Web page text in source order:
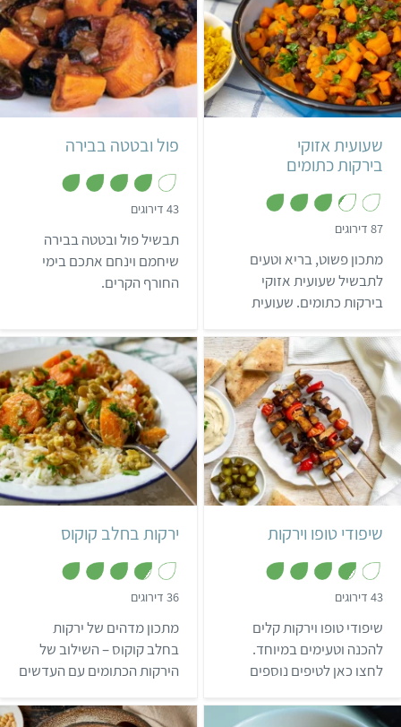
בחינם לאתגר 22.
קל שעה ו-10 דקות
4 מנות
שעועית אזוקי
בירקות כתומים
87 דירוגים
.
3
מ
ת
ו
מתכון פשוט, בריא וטעים
לתבשיל שעועית אזוקי
בירקות כתומים. שעועית
וקטנה, והיא עשירה בברזל,
סיבים תזונתיים וחלבון.
קל 50 דקות
6 מנות
פול ובטטה בבירה
43 דירוגים
מ
ת
ו
ך
5
תבשיל פול ובטטה בבירה
שיחמם וינחם אתכם בימי
החורף הקרים.
קל 15 דקות
5 שיפודים
שיפודי טופו וירקות
43 דירוגים
.
8
מ
ת
ו
ך
שיפודי טופו וירקות קלים
להכנה וטעימים במיוחד.
לחצו כאן לטיפים נוספים
בינוני 6-8 מנות
אסייתי
ירקות בחלב קוקוס
36 דירוגים
.
8
מ
ת
ו
מתכון מדהים של ירקות
בחלב קוקוס – השילוב של
הירקות הכתומים עם העדשים
מגוון טעמים משגע שפשוט אי